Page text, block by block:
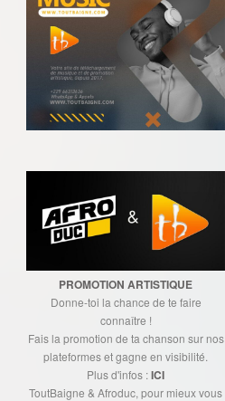
PROMOTION ARTISTIQUE
Donne-toi la chance de te faire
connaître !
Fais la promotion de ta chanson sur nos
plateformes et gagne en visibilité.
Plus d'infos :ICI
ToutBaigne & Afroduc, pour mieux vous